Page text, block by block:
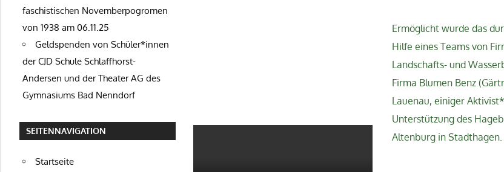
Ermöglicht wurde das
Hilfe eines Teams von
Landschafts- und
Firma Blumen Benz
Lauenau, einiger
Unterstützung des
Altenburg in Stadthagen.
faschistischen Novemberpogromen
von 1938 am 06.11.25
Geldspenden von Schüler*innen
der CJD Schule Schlaffhorst-
Andersen und der Theater AG des
Gymnasiums Bad Nenndorf
SEITENNAVIGATION
Startseite